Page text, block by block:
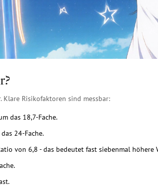
Risikofaktoren sind messbar:
das 18,7-Fache.
24-Fache.
von 6,8 - das bedeutet fast siebenmal höhere